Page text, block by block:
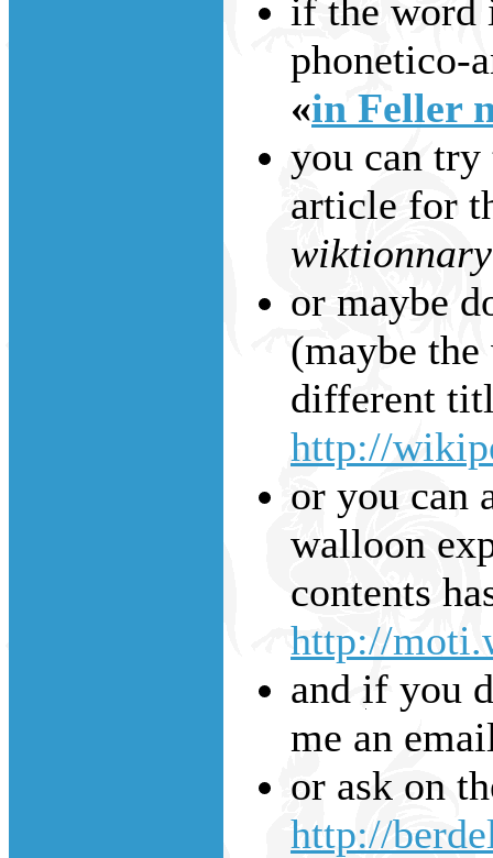
if the word
phonetico-
«in Feller
you can try
article for
wiktionnary
or maybe
(maybe
different
http://
or you can
walloon
contents
http://
and if you
me an
or ask on
http://